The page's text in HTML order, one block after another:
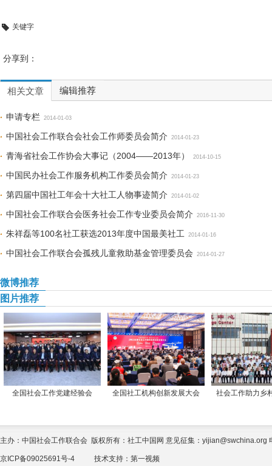
关键字
分享到：
相关文章 编辑推荐
申请专栏 2014-01-03
中国社会工作联合会社会工作师委员会简介 2014-01-23
青海省社会工作协会大事记（2004——2013年） 2014-10-15
中国民办社会工作服务机构工作委员会简介 2014-01-23
第四届中国社工年会十大社工人物事迹简介 2014-01-02
中国社会工作联合会医务社会工作专业委员会简介 2016-11-30
朱祥磊等100名社工获选2013年度中国最美社工 2014-01-16
中国社会工作联合会孤残儿童救助基金管理委员会 2014-01-27
微博推荐
图片推荐
全国社会工作党建经验会 全国社工机构创新发展大会 社会工作助力乡
主办：中国社会工作联合会 版权所有：社工中国网 意见征集：yijian@swchina.org
京ICP备09025691号-4 技术支持： 第一视频